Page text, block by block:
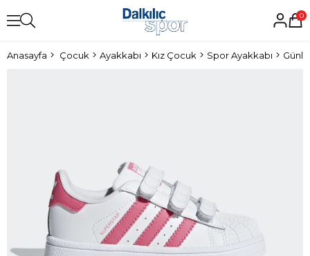
0
Anasayfa Çocuk Ayakkabı Kız Çocuk Spor Ayakkabı